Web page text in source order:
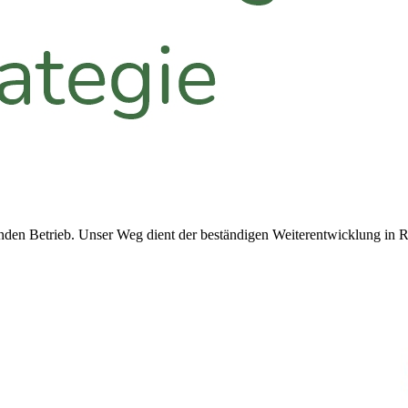
Betrieb. Unser Weg dient der beständigen Weiterentwicklung